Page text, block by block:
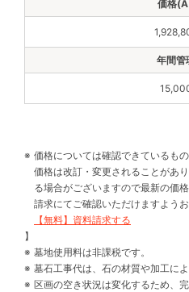
価格については確認できているも
価格は改訂・変更されることがあ
る場合がございますので最新の価
請求にてご確認いただけますようお
【無料】資料請求する
】
墓地使用料は非課税です。
墓石工事代は、石の材質や加工に
区画の空き状況は変化するため、